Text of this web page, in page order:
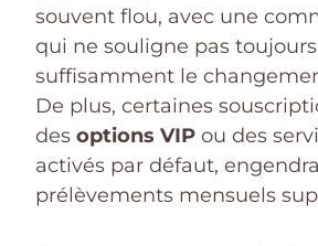
souvent flou, avec une
qui ne souligne pas toujours
suffisamment le
De plus, certaines
des options VIP ou des
activés par défaut,
prélèvements mensuels